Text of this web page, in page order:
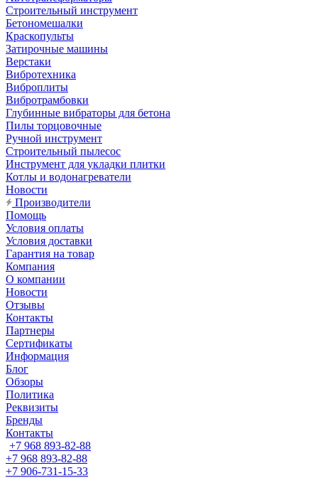
Строительный инструмент
Бетономешалки
Краскопульты
Затирочные машины
Верстаки
Вибротехника
Виброплиты
Вибротрамбовки
Глубинные вибраторы для бетона
Пилы торцовочные
Ручной инструмент
Строительный пылесос
Инструмент для укладки плитки
Котлы и водонагреватели
Новости
Производители
Помощь
Условия оплаты
Условия доставки
Гарантия на товар
Компания
О компании
Новости
Отзывы
Контакты
Партнеры
Сертификаты
Информация
Блог
Обзоры
Политика
Реквизиты
Бренды
Контакты
+7 968 893-82-88
+7 968 893-82-88
+7 906-731-15-33